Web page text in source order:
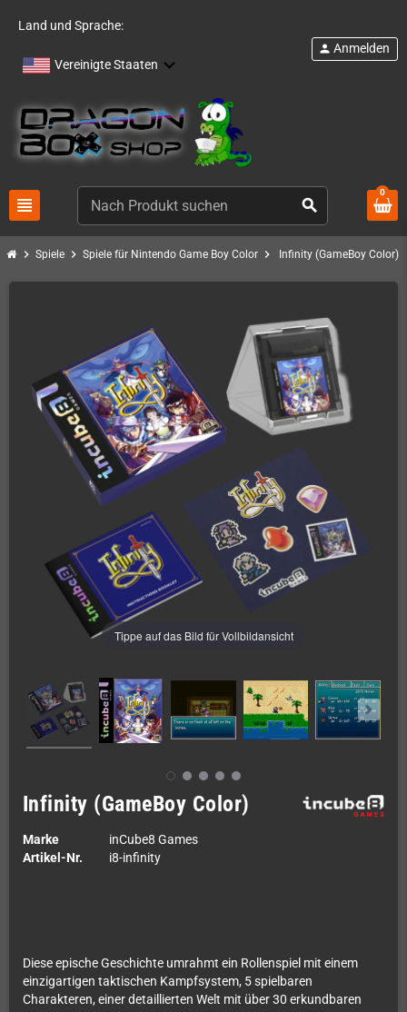
Land und Sprache:
Vereinigte Staaten
view_headline search
person Anmelden
0
chevron_right Spiele chevron_right Spiele für Nintendo Game Boy Color chevron_right Infinity (GameBoy Color)
Tippe auf das Bild für Vollbildansicht
Infinity (GameBoy Color)
Marke
inCube8 Games
Artikel-Nr.
i8-infinity
Diese epische Geschichte umrahmt ein Rollenspiel mit einem
einzigartigen taktischen Kampfsystem, 5 spielbaren
Charakteren, einer detaillierten Welt mit über 30 erkundbaren